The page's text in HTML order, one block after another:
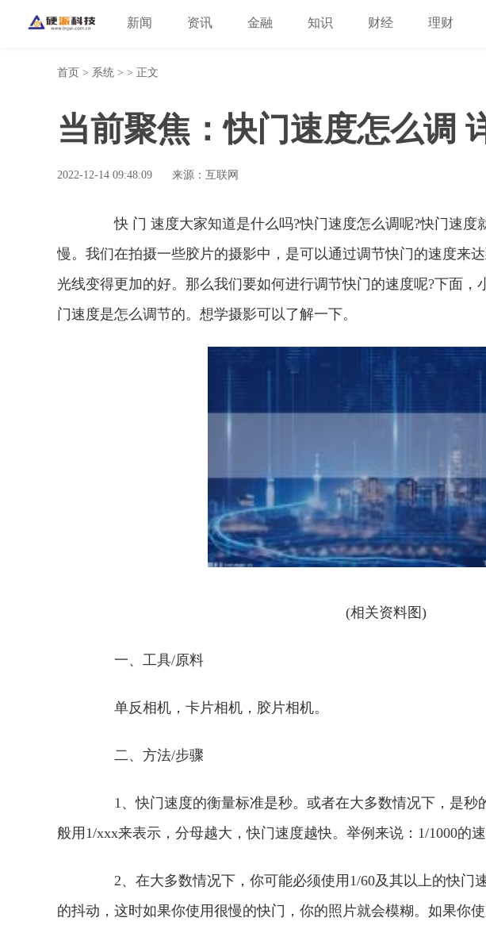
新闻 资讯 金融 知识 财经 理财
首页 > 系统 > > 正文
当前聚焦：快门速度怎么调
2022-12-14 09:48:09 来源：互联网
快 门 速度大家知道是什么吗?快门速度怎么调呢?快门速度
慢。我们在拍摄一些胶片的摄影中，是可以通过调节快门的速度来
光线变得更加的好。那么我们要如何进行调节快门的速度呢?下面，
门速度是怎么调节的。想学摄影可以了解一下。
(相关资料图)
一、工具/原料
单反相机，卡片相机，胶片相机。
二、方法/步骤
1、快门速度的衡量标准是秒。或者在大多数情况下，是秒
般用1/xxx来表示，分母越大，快门速度越快。举例来说：1/1000的速
2、在大多数情况下，你可能必须使用1/60及其以上的快门
的抖动，这时如果你使用很慢的快门，你的照片就会模糊。如果你